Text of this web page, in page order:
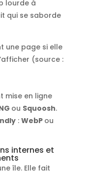
lourde à
qui se saborde
une page si elle
(source :
mise en ligne
ou Squoosh.
: WebP ou
internes et
île. Elle fait